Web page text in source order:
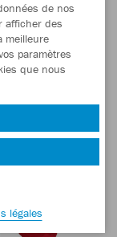
de nos
afficher des
meilleure
paramètres
que nous
légales